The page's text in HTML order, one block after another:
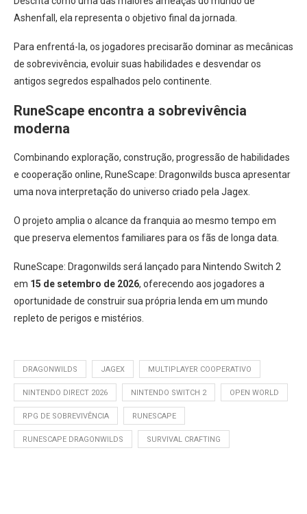
Ashenfall, ela representa o objetivo final da jornada.
Para enfrentá-la, os jogadores precisarão dominar as mecânicas
de sobrevivência, evoluir suas habilidades e desvendar os
antigos segredos espalhados pelo continente.
RuneScape encontra a sobrevivência
moderna
Combinando exploração, construção, progressão de habilidades
e cooperação online, RuneScape: Dragonwilds busca apresentar
uma nova interpretação do universo criado pela Jagex.
O projeto amplia o alcance da franquia ao mesmo tempo em
que preserva elementos familiares para os fãs de longa data.
RuneScape: Dragonwilds será lançado para Nintendo Switch 2
em 15 de setembro de 2026, oferecendo aos jogadores a
oportunidade de construir sua própria lenda em um mundo
repleto de perigos e mistérios.
DRAGONWILDS JAGEX MULTIPLAYER COOPERATIVO
NINTENDO DIRECT 2026 NINTENDO SWITCH 2 OPEN WORLD
RPG DE SOBREVIVÊNCIA RUNESCAPE
RUNESCAPE DRAGONWILDS SURVIVAL CRAFTING